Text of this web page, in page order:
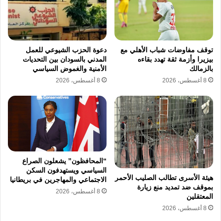
ويضيف الفيومي أن إدراج الكيانات في سوق
الأوراق المالية يفرض التزاما بقواعد الإفصاح
العالمية مما يقلل من المخاطر المرتبطة بضعف
الإقبال، ويرى أن توازن الدولة بين تعظيم العوائد
والحفاظ على ملكية الأصول السيادية هو صمام
الأمان للاستدامة، ويسهم هذا النهج في جذب
مستثمرين استراتيجيين يضيفون قيمة مضافة
للاقتصاد الوطني، بدلا من مجرد نقل الملكية دون
تطوير حقيقي وملموس في الأداء،
تحذر التقارير الفنية من أن أي طرح عاجل يسبق
انتهاء مراحل التطوير سيؤدي حتما إلى إضعاف
الثقة ببرنامج الخصخصة، ويشدد الاتحاد على أن
توقف مفاوضات شباب الأهلي مع
بيزيرا وأزمة ثقة تهدد بقاءه
بالزمالك
8 أغسطس، 2026
دعوة الحزب الشيوعي للعمل
المدني بالسودان بين التحديات
الأمنية والغموض السياسي
8 أغسطس، 2026
هيئة الأسرى تطالب الصليب الأحمر
بموقف ضد تمديد منع زيارة
المعتقلين
8 أغسطس، 2026
“المحافظون” يشعلون الصراع
السياسي ويستهدفون السكن
الاجتماعي والمهاجرين في بريطانيا
8 أغسطس، 2026